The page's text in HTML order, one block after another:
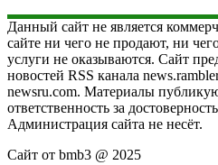
Данный сайт не является
сайте ни чего не продают, ни
услуги не оказываются. Сайт
новостей RSS канала
newsru.com. Материалы
ответственность за
Администрация сайта не несёт.
Сайт от bmb3 @ 2025